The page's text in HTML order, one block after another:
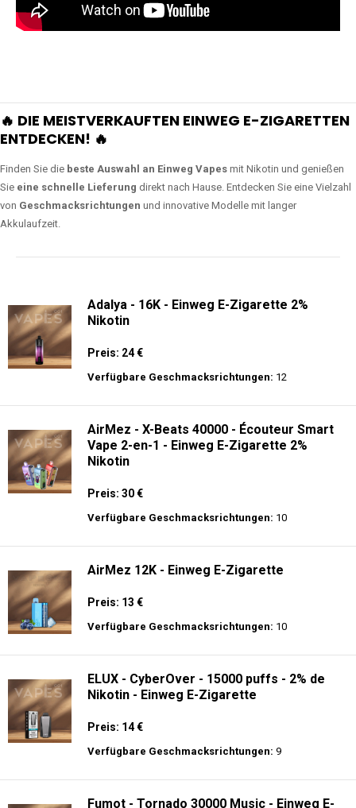
🔥 DIE MEISTVERKAUFTEN EINWEG E-ZIGARETTEN
ENTDECKEN! 🔥
Finden Sie die beste Auswahl an Einweg Vapes mit Nikotin und genießen
Sie eine schnelle Lieferung direkt nach Hause. Entdecken Sie eine Vielzahl
von Geschmacksrichtungen und innovative Modelle mit langer
Akkulaufzeit.
Adalya - 16K - Einweg E-Zigarette 2%
Nikotin
Preis: 24 €
Verfügbare Geschmacksrichtungen: 12
AirMez - X-Beats 40000 - Écouteur Smart
Vape 2-en-1 - Einweg E-Zigarette 2%
Nikotin
Preis: 30 €
Verfügbare Geschmacksrichtungen: 10
AirMez 12K - Einweg E-Zigarette
Preis: 13 €
Verfügbare Geschmacksrichtungen: 10
ELUX - CyberOver - 15000 puffs - 2% de
Nikotin - Einweg E-Zigarette
Preis: 14 €
Verfügbare Geschmacksrichtungen: 9
Fumot - Tornado 30000 Music - Einweg E-